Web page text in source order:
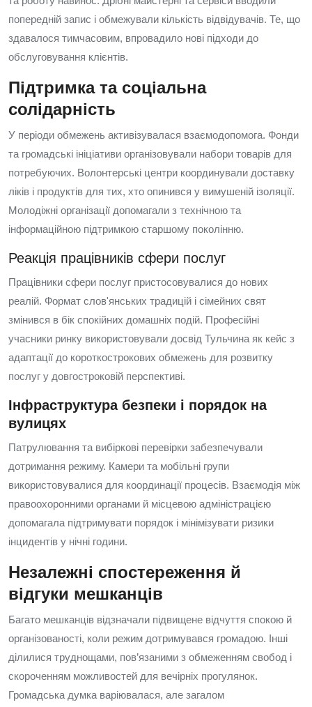
попередній запис і обмежували кількість відвідувачів. Те, що
здавалося тимчасовим, впровадило нові підходи до
обслуговування клієнтів.
Підтримка та соціальна
солідарність
У періоди обмежень активізувалася взаємодопомога. Фонди
та громадські ініціативи організовували набори товарів для
потребуючих. Волонтерські центри координували доставку
ліків і продуктів для тих, хто опинився у вимушеній ізоляції.
Молодіжні організації допомагали з технічною та
інформаційною підтримкою старшому поколінню.
Реакція працівників сфери послуг
Працівники сфери послуг пристосовувалися до нових
реалій. Формат слов'янських традицій і сімейних свят
змінився в бік спокійних домашніх подій. Професійні
учасники ринку використовували досвід Тульчина як кейс з
адаптації до короткострокових обмежень для розвитку
послуг у довгостроковій перспективі.
Інфраструктура безпеки і порядок на
вулицях
Патрулювання та вибіркові перевірки забезпечували
дотримання режиму. Камери та мобільні групи
використовувалися для координації процесів. Взаємодія між
правоохоронними органами й місцевою адміністрацією
допомагала підтримувати порядок і мінімізувати ризики
інцидентів у нічні години.
Незалежні спостереження й
відгуки мешканців
Багато мешканців відзначали підвищене відчуття спокою й
організованості, коли режим дотримувався громадою. Інші
ділилися труднощами, пов’язаними з обмеженням свобод і
скороченням можливостей для вечірніх прогулянок.
Громадська думка варіювалася, але загалом